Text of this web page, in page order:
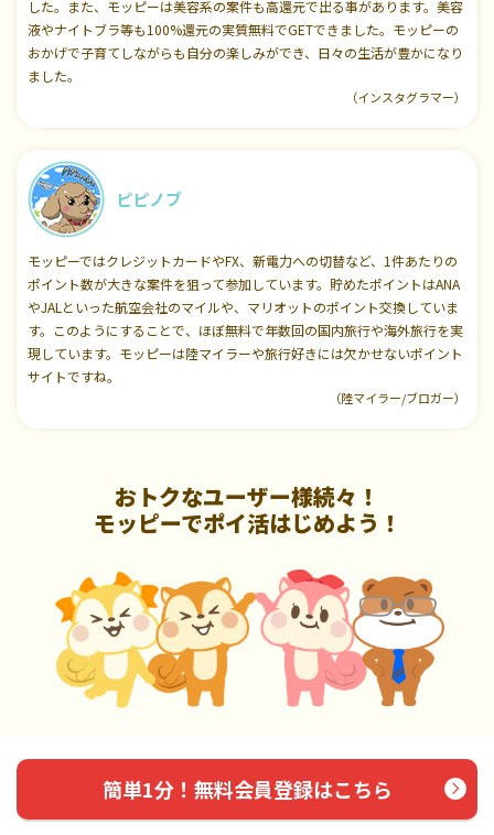
した。また、モッピーは美容系の案件も高還元で出る事があります。美容
液やナイトブラ等も100%還元の実質無料でGETできました。モッピーの
おかげで子育てしながらも自分の楽しみができ、日々の生活が豊かになり
ました。
（インスタグラマー）
ピピノブ
モッピーではクレジットカードやFX、新電力への切替など、1件あたりの
ポイント数が大きな案件を狙って参加しています。貯めたポイントはANA
やJALといった航空会社のマイルや、マリオットのポイント交換していま
す。このようにすることで、ほぼ無料で年数回の国内旅行や海外旅行を実
現しています。モッピーは陸マイラーや旅行好きには欠かせないポイント
サイトですね。
（陸マイラー/ブロガー）
おトクなユーザー様続々！
モッピーでポイ活はじめよう！
簡単1分！無料会員登録はこちら